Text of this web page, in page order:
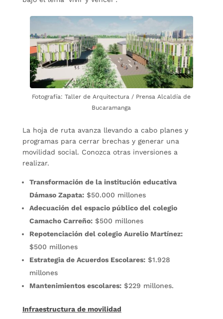
Fotografía: Taller de Arquitectura / Prensa Alcaldía de
Bucaramanga
La hoja de ruta avanza llevando a cabo planes y
programas para cerrar brechas y generar una
movilidad social. Conozca otras inversiones a
realizar.
Transformación de la institución educativa
Dámaso Zapata:$50.000 millones
Adecuación del espacio público del colegio
Camacho Carreño:$500 millones
Repotenciación del colegio Aurelio Martínez:
$500 millones
Estrategia de Acuerdos Escolares:$1.928
millones
Mantenimientos escolares:$229 millones.
Infraestructura de movilidad